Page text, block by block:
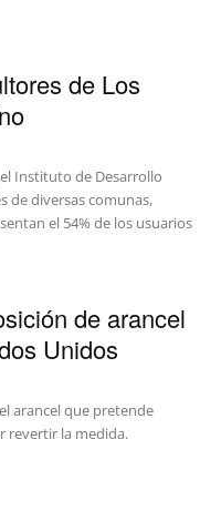
de Los
Instituto de Desarrollo
de diversas comunas,
el 54% de los usuarios
de arancel
Unidos
arancel que pretende
revertir la medida.